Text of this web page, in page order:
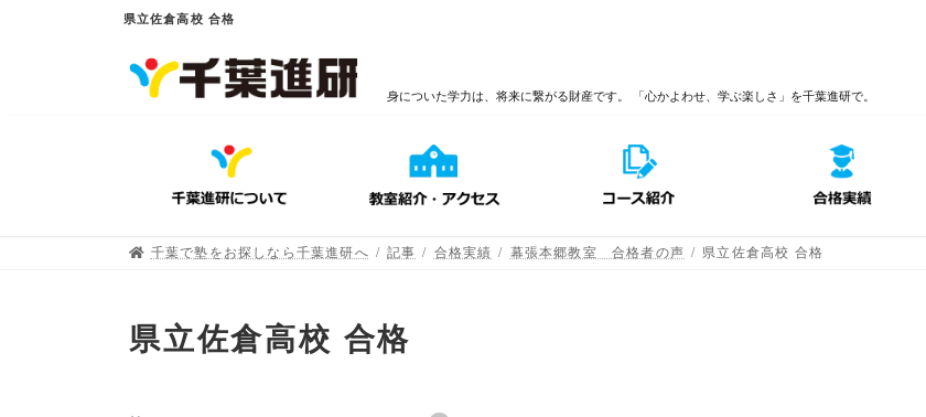
県立佐倉高校 合格
身についた学力は、将来に繋がる財産です。 「心かよわせ、学ぶ楽しさ」を千葉進研で。
千葉で塾をお探しなら千葉進研へ 記事 合格実績 幕張本郷教室 合格者の声 県立佐倉高校 合格
県立佐倉高校 合格